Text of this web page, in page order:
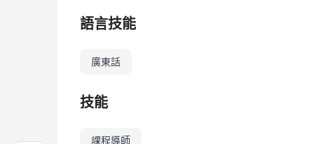
語言技能
廣東話
技能
課程導師